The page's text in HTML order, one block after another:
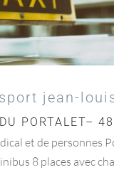
jean-
PORTALET–
et de personnes
8 places avec